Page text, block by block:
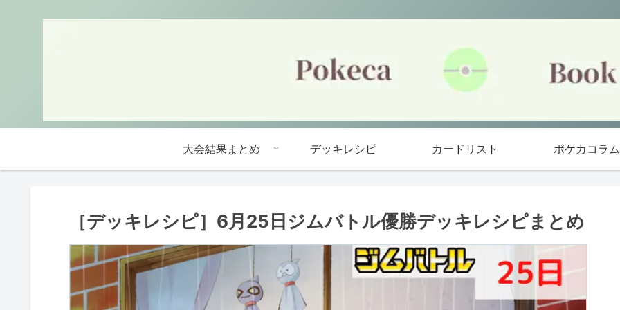
大会結果まとめ デッキレシピ カードリスト ポケカコラム
［デッキレシピ］6月25日ジムバトル優勝デッキレシピまとめ